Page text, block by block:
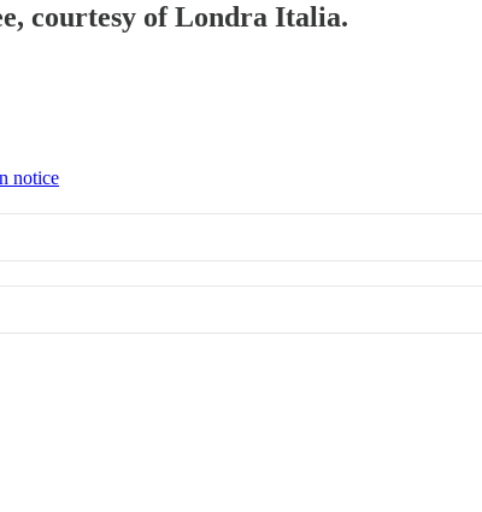
courtesy of Londra Italia.
notice